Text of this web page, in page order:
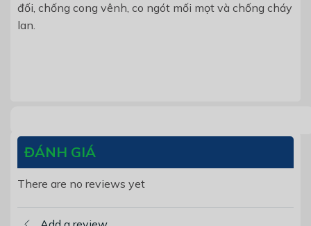
đối, chống cong vênh, co ngót mối mọt và chống cháy
lan.
ĐÁNH GIÁ
There are no reviews yet